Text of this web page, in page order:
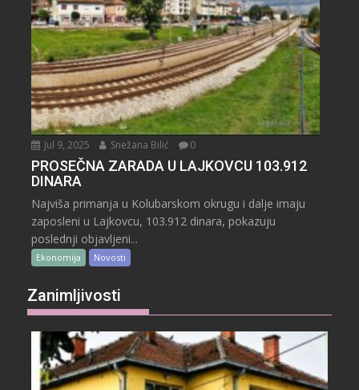
Jul 9, 2025 Snežana Bilić 0
PROSEČNA ZARADA U LAJKOVCU 103.912
DINARA
Najviša primanja u Kolubarskom okrugu i dalje imaju
zaposleni u Lajkovcu, 103.912 dinara, pokazuju
poslednji objavljeni...
Ekonomija Novosti
Zanimljivosti